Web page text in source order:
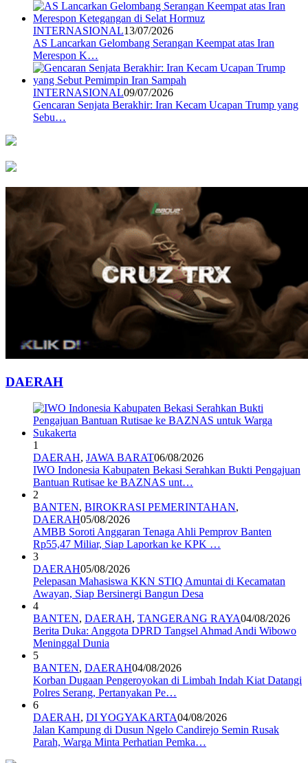
INTERNASIONAL13/07/2026
AS Lancarkan Gelombang Serangan Keempat atas Iran
Merespon K…
INTERNASIONAL09/07/2026
Gencaran Senjata Berakhir: Iran Kecam Ucapan Trump yang
Sebu…
DAERAH
1
DAERAH, JAWA BARAT06/08/2026
IWO Indonesia Kabupaten Bekasi Serahkan Bukti Pengajuan
Bantuan Rutisae ke BAZNAS unt…
2
BANTEN, BIROKRASI PEMERINTAHAN,
DAERAH05/08/2026
AMBB Soroti Anggaran Tenaga Ahli Pemprov Banten
Rp55,47 Miliar, Siap Laporkan ke KPK …
3
DAERAH05/08/2026
Pelepasan Mahasiswa KKN STIQ Amuntai di Kecamatan
Awayan, Siap Bersinergi Bangun Desa
4
BANTEN, DAERAH, TANGERANG RAYA04/08/2026
Berita Duka: Anggota DPRD Tangsel Ahmad Andi Wibowo
Meninggal Dunia
5
BANTEN, DAERAH04/08/2026
Korban Dugaan Pengeroyokan di Limbah Indah Kiat Datangi
Polres Serang, Pertanyakan Pe…
6
DAERAH, DI YOGYAKARTA04/08/2026
Jalan Kampung di Dusun Ngelo Candirejo Semin Rusak
Parah, Warga Minta Perhatian Pemka…